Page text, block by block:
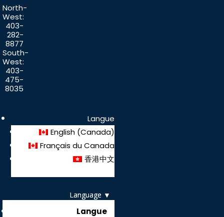
North-
West:
403-
282-
8877
South-
West:
403-
475-
8035
Langue
English (Canada)
Français du Canada
香港中文
Langue